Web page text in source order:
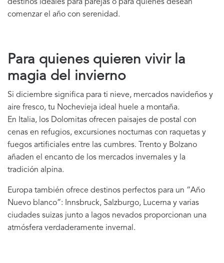
destinos ideales para parejas o para quienes desean
comenzar el año con serenidad.
Para quienes quieren vivir la
magia del invierno
Si diciembre significa para ti nieve, mercados navideños y
aire fresco, tu Nochevieja ideal huele a montaña.
En Italia, los Dolomitas ofrecen paisajes de postal con
cenas en refugios, excursiones nocturnas con raquetas y
fuegos artificiales entre las cumbres. Trento y Bolzano
añaden el encanto de los mercados invernales y la
tradición alpina.
Europa también ofrece destinos perfectos para un “Año
Nuevo blanco”: Innsbruck, Salzburgo, Lucerna y varias
ciudades suizas junto a lagos nevados proporcionan una
atmósfera verdaderamente invernal.